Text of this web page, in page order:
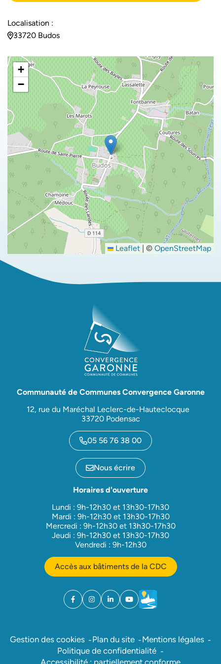
Localisation :
33720 Budos
+
−
Leaflet | © OpenStreetMap
Communauté de Communes Convergence Garonne
12, rue du Maréchal Leclerc-de-Hauteclocque
33720 Podensac
05 56 76 38 00
Nous écrire
Horaires d'ouverture
Lundi : 9h-12h30 et 13h30-17h30
Mardi : 9h-12h30 et 13h30-17h30
Mercredi : 9h-12h30 et 13h30-17h30
Jeudi : 9h-12h30 et 13h30-17h30
Vendredi : 9h-12h30
Accès aux bâtiments de la CDC
Facebook
(ouverture dans un nouvel onglet)
Instagram
(ouverture dans un nouvel onglet)
Linkedin
(ouverture dans un nouvel onglet)
YouTube
(ouverture dans un nouvel
Météo
(ouverture dans un
Gestion des cookies Plan du site
Mentions légales
Politique de confidentialité
Accessibilité : partiellement conforme